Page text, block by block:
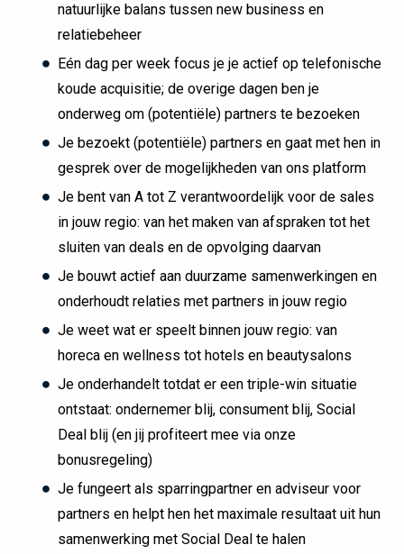
natuurlijke balans tussen new business en
relatiebeheer
Eén dag per week focus je je actief op telefonische
koude acquisitie; de overige dagen ben je
onderweg om (potentiële) partners te bezoeken
Je bezoekt (potentiële) partners en gaat met hen in
gesprek over de mogelijkheden van ons platform
Je bent van A tot Z verantwoordelijk voor de sales
in jouw regio: van het maken van afspraken tot het
sluiten van deals en de opvolging daarvan
Je bouwt actief aan duurzame samenwerkingen en
onderhoudt relaties met partners in jouw regio
Je weet wat er speelt binnen jouw regio: van
horeca en wellness tot hotels en beautysalons
Je onderhandelt totdat er een triple-win situatie
ontstaat: ondernemer blij, consument blij, Social
Deal blij (en jij profiteert mee via onze
bonusregeling)
Je fungeert als sparringpartner en adviseur voor
partners en helpt hen het maximale resultaat uit hun
samenwerking met Social Deal te halen